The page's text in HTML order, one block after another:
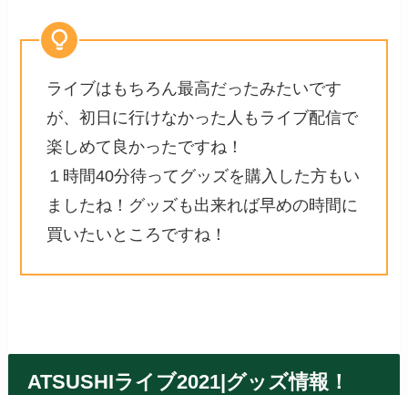
ライブはもちろん最高だったみたいです
が、初日に行けなかった人もライブ配信で
楽しめて良かったですね！
１時間40分待ってグッズを購入した方もい
ましたね！グッズも出来れば早めの時間に
買いたいところですね！
ATSUSHIライブ2021|グッズ情報！